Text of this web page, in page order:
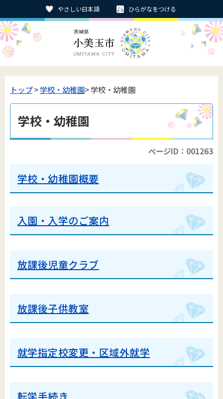
やさしい日本語 ひらがなをつける
トップ>学校・幼稚園> 学校・幼稚園
学校・幼稚園
ページID：001263
学校・幼稚園概要
入園・入学のご案内
放課後児童クラブ
放課後子供教室
就学指定校変更・区域外就学